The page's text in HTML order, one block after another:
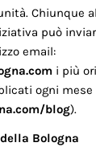
Chiunque
può
email:
i più
ogni
blog).
Bologna